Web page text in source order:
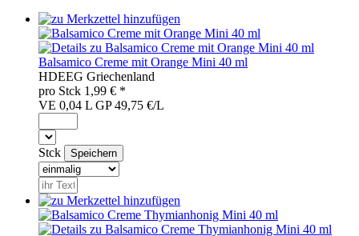
Balsamico Creme mit Orange Mini 40 ml
HDEEG Griechenland
pro Stck 1,99 € *
VE 0,04 L GP 49,75 €/L
Stck